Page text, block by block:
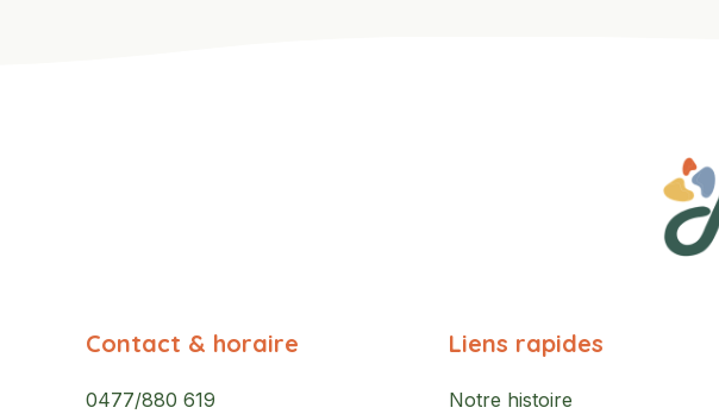
Contact & horaire
0477/880 619
Liens rapides
Notre histoire